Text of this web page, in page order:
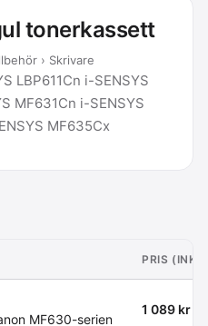
tonerkassett
› Skrivare
LBP611Cn i-SENSYS
MF631Cn i-SENSYS
MF635Cx
PRIS (INKL
MF630-serien
1 089 kr